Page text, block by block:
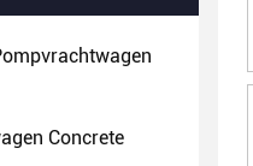
Concrete